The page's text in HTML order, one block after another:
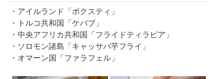
・アイルランド「ボクスティ」
・トルコ共和国「ケバブ」
・中央アフリカ共和国「フライドティラピア」
・ソロモン諸島「キャッサバ芋フライ」
・オマーン国「ファラフェル」